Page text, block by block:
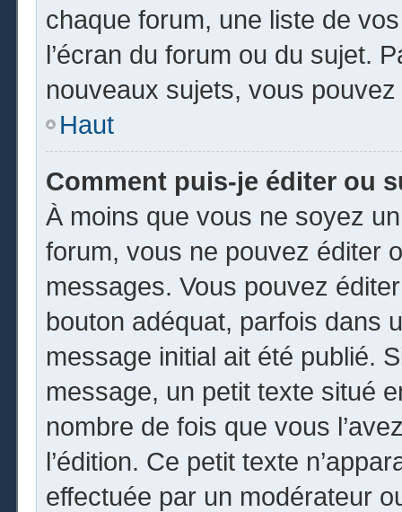
chaque forum, une liste de
l’écran du forum ou du sujet.
nouveaux sujets, vous
Haut
Comment puis-je éditer ou
À moins que vous ne soyez
forum, vous ne pouvez éditer
messages. Vous pouvez
bouton adéquat, parfois dans
message initial ait été publié.
message, un petit texte situé
nombre de fois que vous
l’édition. Ce petit texte
effectuée par un modérateur